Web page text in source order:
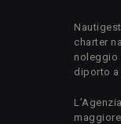
charter
noleggio
diporto a